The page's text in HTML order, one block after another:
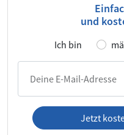
und
Ich bin
Deine E-Mail-Adresse
Jetzt